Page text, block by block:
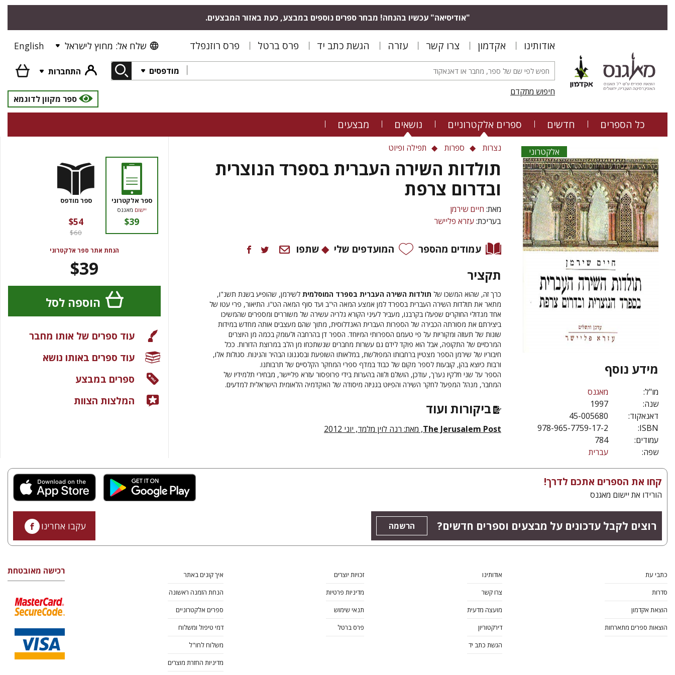
"אודיסיאה" עכשיו בהנחה! מבחר ספרים נוספים במבצע, כעת באזור המבצעים.
אודותינו אקדמון צרו קשר עזרה הגשת כתב יד פרס ברטל פרס רוזנפלד שלח אל: מחוץ לישראל English
מודפסים
התחברות
חיפוש מתקדם
ספר מקוון לדוגמא
כל הספרים חדשים ספרים אלקטרוניים נושאים מבצעים
אלקטרוני
מידע נוסף
מו"ל:
מאגנס
שנה:
1997
דאנאקוד:
45-005680
ISBN:
978-965-7759-17-2
עמודים:
784
שפה:
עברית
נצרות ספרות תפילה ופיוט
תולדות השירה העברית בספרד הנוצרית
ובדרום צרפת
מאת: חיים שירמן
בעריכת:עזרא פליישר
עמודים מהספר המועדפים שלי שתפו
תקציר
כרך זה, שהוא המשכו של תולדות השירה העברית בספרד המוסלמית לשירמן, שהופיע בשנת תשנ"ו,
מתאר את תולדות השירה העברית בספרד למן אמצע המאה הי"ב ועד סוף המאה הט"ו. התיאור, פרי עטו של
אחד מגדולי החוקרים שפעלו בקרבנו, מעביר לעיני הקורא גלריה עשירה של משוררים ומספרים שהמשיכו
ביצירתם את מסורתה הכבירה של הספרות העברית האנדלוסית, מתוך שהם מעצבים אותה מחדש במידות
שונות של תעוזה ומקוריות על פי טעמם הספרותי המיוחד. הספר דן בהרחבה ולעומק בכמה מן היוצרים
המרכזיים של התקופה, אבל הוא פוקד לידם גם עשרות מחברים שנשתכחו מן הלב במרוצת הדורות. ככל
חיבוריו של שירמן הספר מצטיין ברחבותו המפולשת, במלאותו השופעת ובסגנונו הבהיר והנינוח. סגולות אלו,
ורבות כיוצא בהן, קובעות לספר מקום של כבוד במדף ספרי המחקר הקלסיים של תרבותנו.
הספר על שני חלקיו נערך, עודכן, הושלם ולווה בהערות בידי פרופסור עזרא פליישר, מבחירי תלמידיו של
המחבר, מנהל המפעל לחקר השירה והפיוט בגניזה מיסודה של האקדמיה הלאומית הישראלית למדעים.
ביקורות ועוד
The Jerusalem Post, מאת: רנה לוין מלמד, יוני 2012
ספר אלקטרוני
יישום מאגנס
$39
ספר מודפס
$54
$60
הנחת אתר ספר אלקטרוני
$39
הוספה לסל
עוד ספרים של אותו מחבר
עוד ספרים באותו נושא
ספרים במבצע
המלצות הצוות
קחו את הספרים אתכם לדרך!
הורידו את יישום מאגנס
רוצים לקבל עדכונים על מבצעים וספרים חדשים? הרשמה עקבו אחרינו
כתבי עת
סדרות
הוצאת אקדמון
הוצאות ספרים מתארחות
אודותינו
צרו קשר
מועצה מדעית
דירקטוריון
הגשת כתב יד
זכויות יוצרים
מדיניות פרטיות
תנאי שימוש
פרס ברטל
איך קונים באתר
הנחת הזמנה ראשונה
ספרים אלקטרוניים
דמי טיפול ומשלוח
משלוח לחו"ל
מדיניות החזרת מוצרים
רכישה מאובטחת